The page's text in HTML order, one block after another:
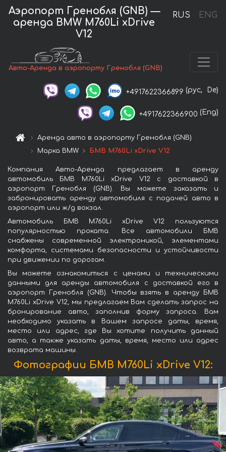
RUS ENG
Аэропорт Гренобля (GNB) —
аренда BMW M760Li xDrive
V12
Авто-Аренда в аэропорту Гренобля (GNB)
+4917622366899 (рус, De)
+4917622366900 (Eng)
Аренда авто в аэропорту Гренобля (GNB)
Марка BMW
БМВ M760Li xDrive V12
Компания Авто-Аренда предлагает в аренду
автомобиль БМВ M760Li xDrive V12 с доставкой в
аэропорт Гренобля (GNB). Вы можете заказать и
забронировать аренду автомобиля с подачей авто в
аэропорт или ж/д вокзал.
Автомобиль БМВ M760Li xDrive V12 пользуются
популярностью проката. Все автомобили БМВ
снабжены современной электроникой, элементами
комфорта, системами безопасности и устойчивости
при движении по дорогам.
Вы можете ознакомиться с ценами и техническими
данными для аренды автомобиля с доставкой его в
аэропорт Гренобля (GNB). Чтобы взять в аренду БМВ
M760Li xDrive V12, мы предлагаем Вам сделать запрос на
бронирование авто, заполнив форму запроса. Вам
необходимо указать в Вашем запросе даты, время,
место или адрес, где Вы хотите получить данный
авто, а также указать даты, время, место или адрес
возврата машины.
Фотографии БМВ M760Li xDrive V12: